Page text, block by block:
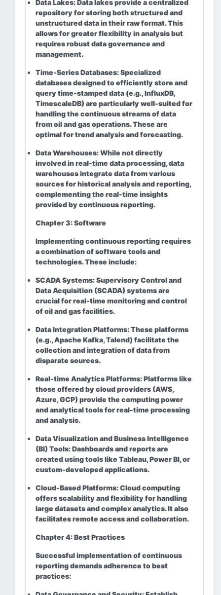
Data Lakes:Data lakes provide a centralized
repository for storing both structured and
unstructured data in their raw format. This
allows for greater flexibility in analysis but
requires robust data governance and
management.
Time-Series Databases:Specialized
databases designed to efficiently store and
query time-stamped data (e.g., InfluxDB,
TimescaleDB) are particularly well-suited for
handling the continuous streams of data
from oil and gas operations. These are
optimal for trend analysis and forecasting.
Data Warehouses:While not directly
involved in real-time data processing, data
warehouses integrate data from various
sources for historical analysis and reporting,
complementing the real-time insights
provided by continuous reporting.
Chapter 3: Software
Implementing continuous reporting requires
a combination of software tools and
technologies. These include:
SCADA Systems:Supervisory Control and
Data Acquisition (SCADA) systems are
crucial for real-time monitoring and control
of oil and gas facilities.
Data Integration Platforms:These platforms
(e.g., Apache Kafka, Talend) facilitate the
collection and integration of data from
disparate sources.
Real-time Analytics Platforms:Platforms like
those offered by cloud providers (AWS,
Azure, GCP) provide the computing power
and analytical tools for real-time processing
and analysis.
Data Visualization and Business Intelligence
(BI) Tools:Dashboards and reports are
created using tools like Tableau, Power BI, or
custom-developed applications.
Cloud-Based Platforms:Cloud computing
offers scalability and flexibility for handling
large datasets and complex analytics. It also
facilitates remote access and collaboration.
Chapter 4: Best Practices
Successful implementation of continuous
reporting demands adherence to best
practices: